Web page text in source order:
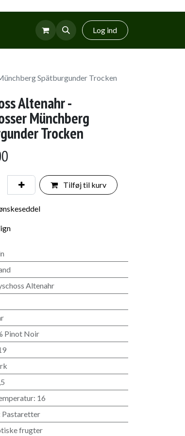
Log ind
Spätburgunder Trocken
Altenahr -
Münchberg
Trocken
Tilføj til kurv
Altenahr
Pinot Noir
: 16
Pastaretter
frugter